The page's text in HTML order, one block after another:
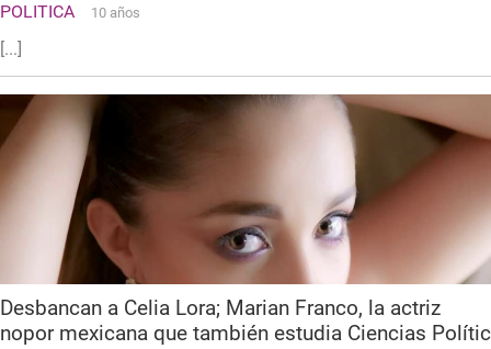
POLITICA 10 años
[...]
Desbancan a Celia Lora; Marian Franco, la actriz
nopor mexicana que también estudia Ciencias Polític